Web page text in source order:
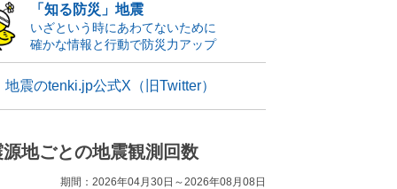
「知る防災」地震
いざという時にあわてないために
確かな情報と行動で防災力アップ
地震のtenki.jp公式X（旧Twitter）
源地ごとの地震観測回数
期間：2026年04月30日～2026年08月08日